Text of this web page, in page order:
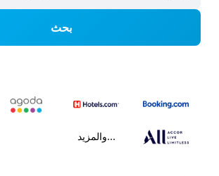
بحث
...والمزيد